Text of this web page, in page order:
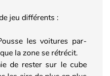
jeu différents :
les voitures par-
la zone se rétrécit.
de rester sur le cube